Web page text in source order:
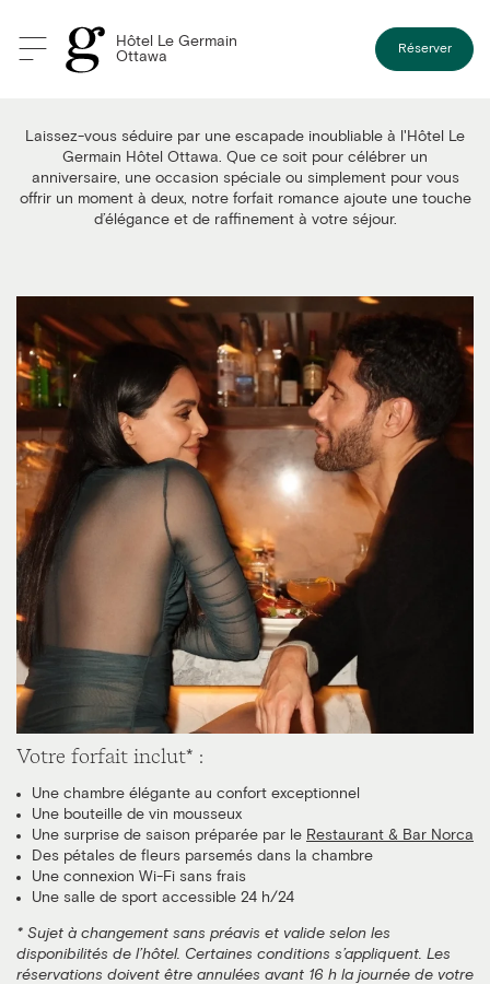
Hôtel Le Germain
Ottawa
Réserver
Laissez-vous séduire par une escapade inoubliable à l'Hôtel Le
Germain Hôtel Ottawa. Que ce soit pour célébrer un
anniversaire, une occasion spéciale ou simplement pour vous
offrir un moment à deux, notre forfait romance ajoute une touche
d’élégance et de raffinement à votre séjour.
Votre forfait inclut* :
Une chambre élégante au confort exceptionnel
Une bouteille de vin mousseux
Une surprise de saison préparée par le Restaurant & Bar Norca
Des pétales de fleurs parsemés dans la chambre
Une connexion Wi-Fi sans frais
Une salle de sport accessible 24 h/24
* Sujet à changement sans préavis et valide selon les
disponibilités de l’hôtel. Certaines conditions s’appliquent. Les
réservations doivent être annulées avant 16 h la journée de votre